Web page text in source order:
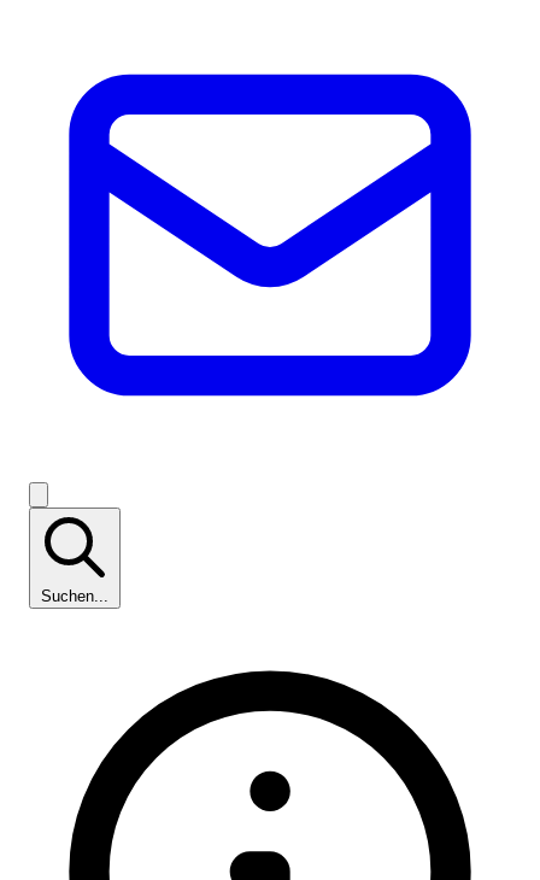
Suchen...